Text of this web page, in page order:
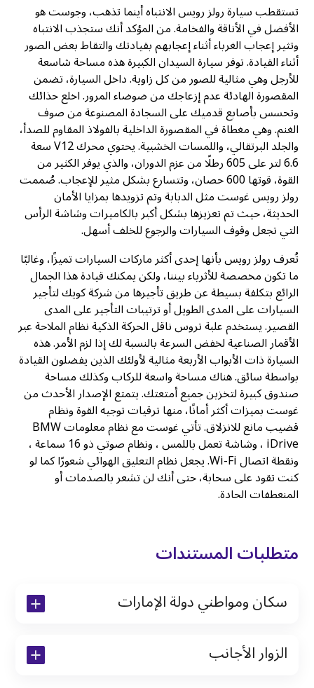
تستقطب سيارة رولز رويس الانتباه أينما تذهب، وجوست هو
الأفضل في الأناقة والفخامة. من المؤكد أنك ستجذب الانتباه
وتثير إعجاب الغرباء أثناء إعجابهم بقيادتك والتقاط بعض الصور
أثناء القيادة. توفر سيارة السيدان الكبيرة هذه مساحة شاسعة
للأرجل وهي مثالية للصور من كل زاوية. داخل السيارة، تضمن
المقصورة الهادئة عدم إزعاجك من ضوضاء المرور. اخلع حذائك
وتحسس بأصابع قدميك على السجادة المصنوعة من صوف
الغنم. وهي مغطاة في المقصورة الداخلية بالفولاذ المقاوم للصدأ،
والجلد البرتقالي، واللمسات الخشبية. يحتوي محرك V12 سعة
6.6 لتر على 605 رطلًا من عزم الدوران، والذي يوفر الكثير من
القوة، قوتها 600 حصان، وتتسارع بشكل مثير للإعجاب. صُممت
رولز رويس غوست مثل الدبابة وتم تزويدها بمزايا الأمان
الحديثة، حيث تم تعزيزها بشكل أكبر بالكاميرات وشاشة الرأس
التي تجعل وقوف السيارات والرجوع للخلف أسهل.
تُعرف رولز رويس بأنها إحدى أكثر ماركات السيارات تميزًا، وغالبًا
ما تكون مخصصة للأثرياء بيننا، ولكن يمكنك قيادة هذا الجمال
الرائع بتكلفة بسيطة عن طريق تأجيرها من شركة كويك لتأجير
السيارات على المدى الطويل أو ترتيبات التأجير على المدى
القصير. يستخدم علبة تروس ناقل الحركة الذكية نظام الملاحة عبر
الأقمار الصناعية لخفض السرعة بالنسبة لك إذا لزم الأمر. هذه
السيارة ذات الأبواب الأربعة مثالية لأولئك الذين يفضلون القيادة
بواسطة سائق. هناك مساحة واسعة للركاب وكذلك مساحة
صندوق كبيرة لتخزين جميع أمتعتك. يتمتع الإصدار الأحدث من
غوست بميزات أكثر أمانًا، منها ترقيات توجيه القوة ونظام
قضيب مانع للانزلاق. تأتي غوست مع نظام معلومات BMW
iDrive ، وشاشة تعمل باللمس ، ونظام صوتي ذو 16 سماعة ،
ونقطة اتصال Wi-Fi. يجعل نظام التعليق الهوائي شعورًا كما لو
كنت تقود على سحابة، حتى أنك لن تشعر بالصدمات أو
المنعطفات الحادة.
متطلبات المستندات
سكان ومواطني دولة الإمارات
نسخة من تأشيرة الاقامة
الزوار الأجانب